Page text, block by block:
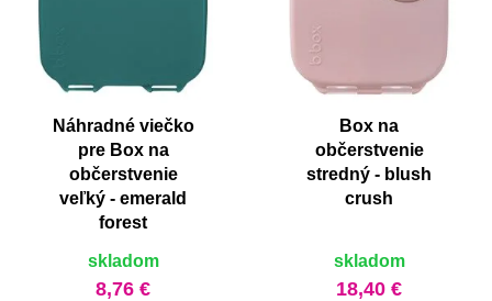
Náhradné viečko
pre Box na
občerstvenie
veľký - emerald
forest
skladom
8,76 €
Box na
občerstvenie
stredný - blush
crush
skladom
18,40 €